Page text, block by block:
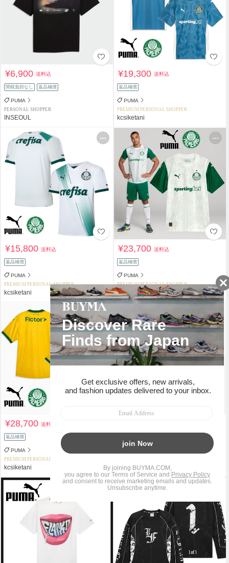
¥6,900送料込
関税負担なし 返品補償
PUMA
PERSONAL SHOPPER
INSEOUL
¥19,300送料込
返品補償
PUMA
PREMIUM PERSONAL SHOPPER
kcsiketani
¥15,800送料込
返品補償
PUMA
PREMIUM PERSONAL SHOPPER
kcsiketani
¥23,700送料込
返品補償
PUMA
PREMIUM PERSONAL SHOPPER
kcsiketani
¥28,700送料込
返品補償
PUMA
PREMIUM PERSONAL SHOPPER
kcsiketani ドットちょび